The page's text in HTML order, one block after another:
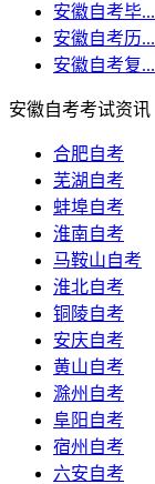
安徽自考毕...
安徽自考历...
安徽自考复...
安徽自考考试资讯
合肥自考
芜湖自考
蚌埠自考
淮南自考
马鞍山自考
淮北自考
铜陵自考
安庆自考
黄山自考
滁州自考
阜阳自考
宿州自考
六安自考